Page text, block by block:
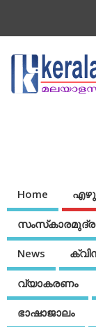
Home
News
വ്യാകരണം
ഭാഷാജാലം